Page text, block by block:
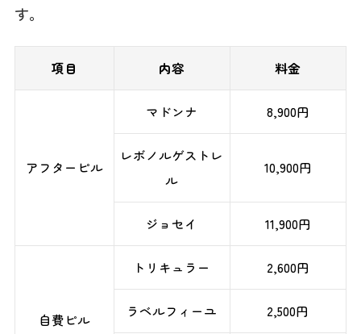
す。
項目 内容 料金
アフターピル
マドンナ 8,900円
レボノルゲストレ
ル
10,900円
ジョセイ 11,900円
自費ピル
トリキュラー 2,600円
ラベルフィーユ 2,500円